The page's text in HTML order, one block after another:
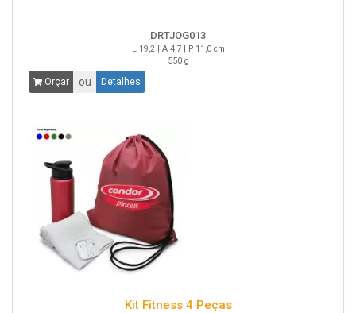
DRTJOG013
L 19,2 | A 4,7 | P 11,0 cm
550 g
Orçar ou Detalhes
Kit Fitness 4 Peças